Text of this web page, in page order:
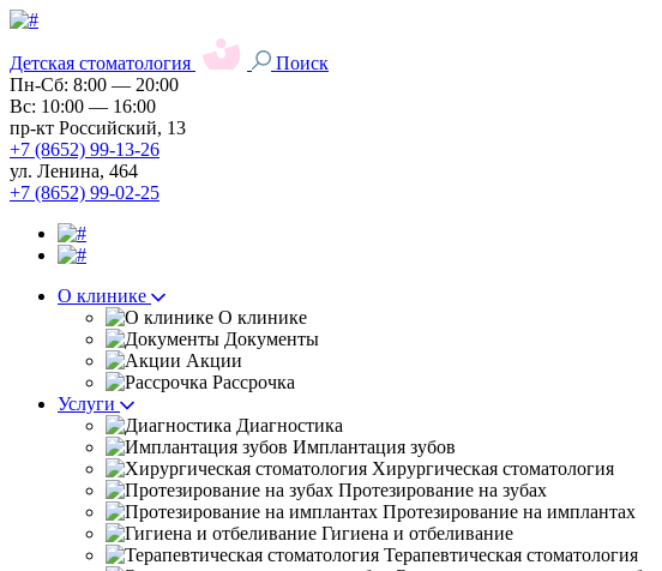
Детская стоматология
Поиск
Пн-Сб: 8:00 — 20:00
Вс: 10:00 — 16:00
пр-кт Российский, 13
+7 (8652) 99-13-26
ул. Ленина, 464
+7 (8652) 99-02-25
О клинике
О клинике
Документы
Акции
Рассрочка
Услуги
Диагностика
Имплантация зубов
Хирургическая стоматология
Протезирование на зубах
Протезирование на имплантах
Гигиена и отбеливание
Терапевтическая стоматология